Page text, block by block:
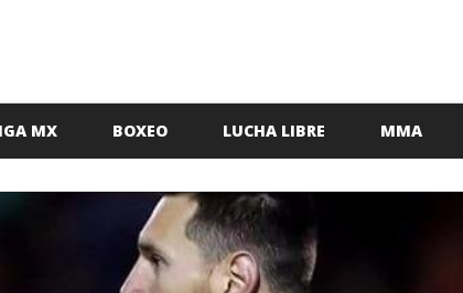
MX BOXEO LUCHA LIBRE MMA